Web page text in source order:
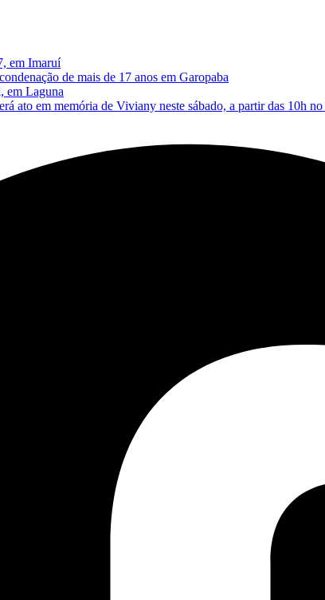
em Imaruí
de mais de 17 anos em Garopaba
em Laguna
em memória de Viviany neste sábado, a partir das 10h no